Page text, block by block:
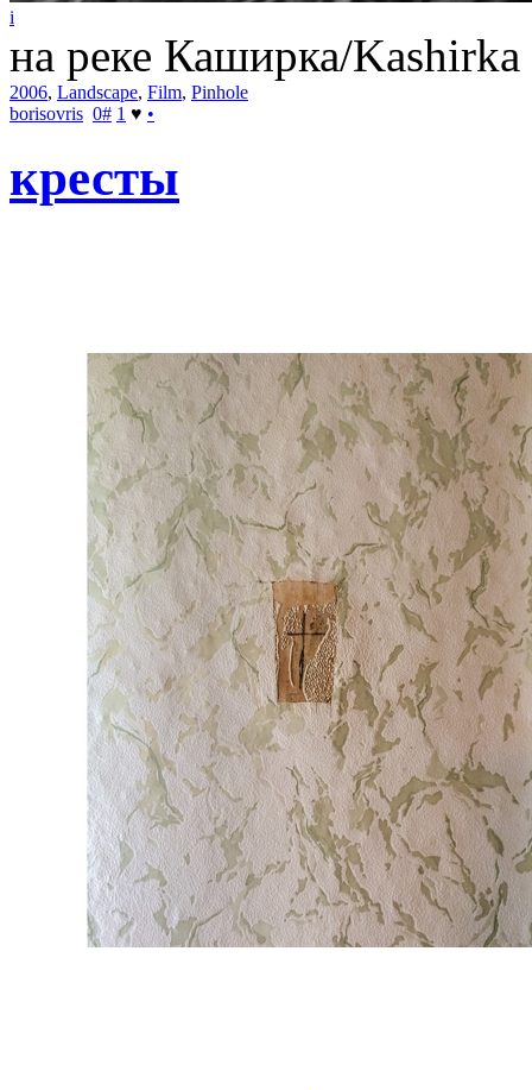
i
на реке Каширка/
2006, Landscape, Film, Pinhole
borisovris 0# 1 ♥ •
кресты